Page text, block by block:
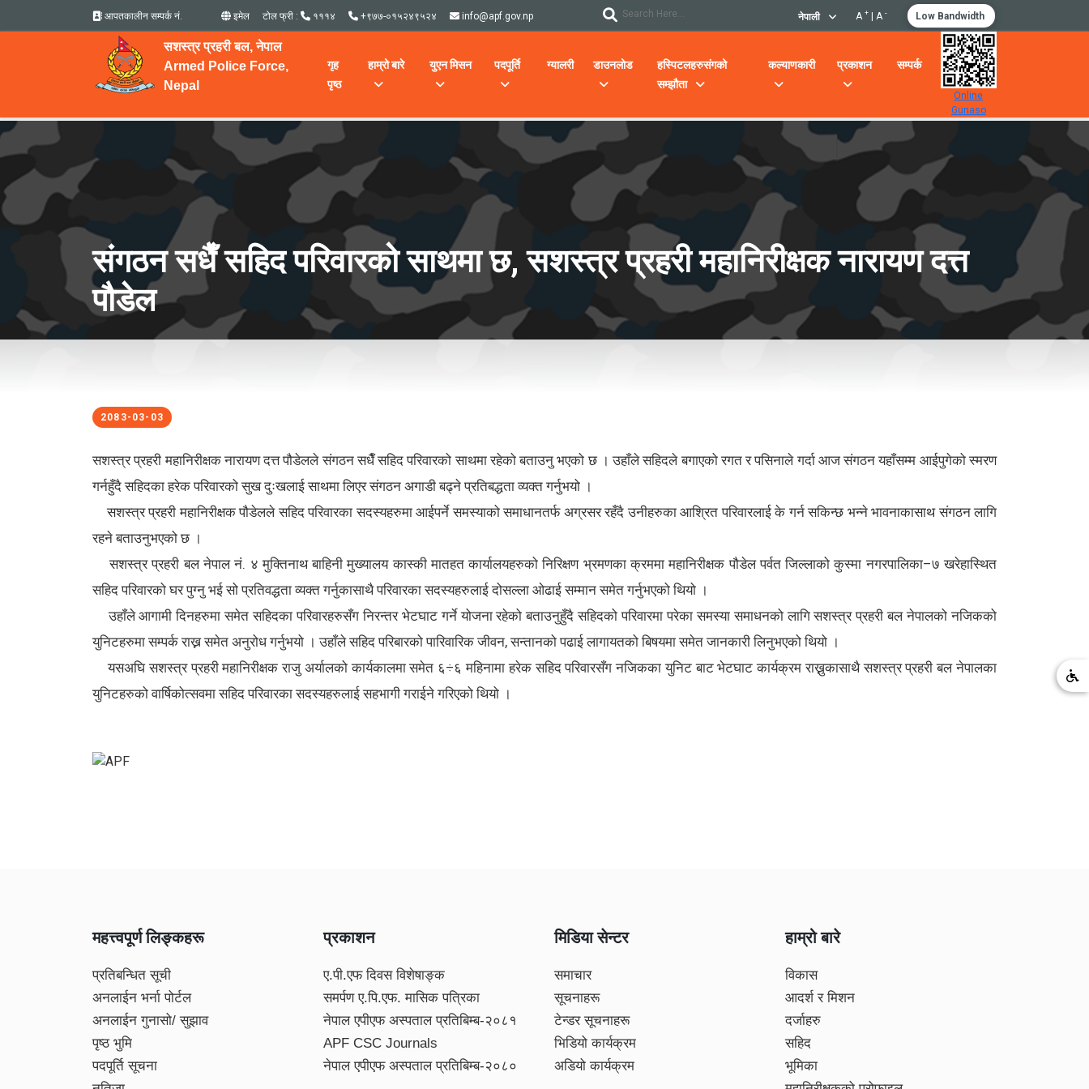
आपतकालीन सम्पर्क नं. इमेल टोल फ्री : १११४ +९७७-०१५२४९५२४ info@apf.gov.np नेपाली A + | A - Low Bandwidth
सशस्त्र प्रहरी बल, नेपाल
Armed Police Force,
Nepal
गृह
पृष्ठ
हाम्रो बारे युएन मिसन पदपूर्ति ग्यालरी डाउनलोड
हस्पिटलहरुसंगको
सम्झौता
कल्याणकारी प्रकाशन सम्पर्क
Online
Gunaso
संगठन सधैँ सहिद परिवारको साथमा छ, सशस्त्र प्रहरी महानिरीक्षक नारायण दत्त
पौडेल
2083-03-03
सशस्त्र प्रहरी महानिरीक्षक नारायण दत्त पौडेलले संगठन सधैँ सहिद परिवारको साथमा रहेको बताउनु भएको छ । उहाँले सहिदले बगाएको रगत र पसिनाले गर्दा आज संगठन यहाँसम्म आईपुगेको स्मरण
गर्नहुँदै सहिदका हरेक परिवारको सुख दुःखलाई साथमा लिएर संगठन अगाडी बढ्ने प्रतिबद्धता व्यक्त गर्नुभयो ।
सशस्त्र प्रहरी महानिरीक्षक पौडेलले सहिद परिवारका सदस्यहरुमा आईपर्ने समस्याको समाधानतर्फ अग्रसर रहँदै उनीहरुका आश्रित परिवारलाई के गर्न सकिन्छ भन्ने भावनाकासाथ संगठन लागि
रहने बताउनुभएको छ ।
सशस्त्र प्रहरी बल नेपाल नं. ४ मुक्तिनाथ बाहिनी मुख्यालय कास्की मातहत कार्यालयहरुको निरिक्षण भ्रमणका क्रममा महानिरीक्षक पौडेल पर्वत जिल्लाको कुस्मा नगरपालिका–७ खरेहास्थित
सहिद परिवारको घर पुग्नु भई सो प्रतिवद्धता व्यक्त गर्नुकासाथै परिवारका सदस्यहरुलाई दोसल्ला ओढाई सम्मान समेत गर्नुभएको थियो ।
उहाँले आगामी दिनहरुमा समेत सहिदका परिवारहरुसँग निरन्तर भेटघाट गर्ने योजना रहेको बताउनुहुँदै सहिदको परिवारमा परेका समस्या समाधनको लागि सशस्त्र प्रहरी बल नेपालको नजिकको
युनिटहरुमा सम्पर्क राख्न समेत अनुरोध गर्नुभयो । उहाँले सहिद परिबारको पारिवारिक जीवन, सन्तानको पढाई लागायतको बिषयमा समेत जानकारी लिनुभएको थियो ।
यसअघि सशस्त्र प्रहरी महानिरीक्षक राजु अर्यालको कार्यकालमा समेत ६÷६ महिनामा हरेक सहिद परिवारसँग नजिकका युनिट बाट भेटघाट कार्यक्रम राख्नुकासाथै सशस्त्र प्रहरी बल नेपालका
युनिटहरुको वार्षिकोत्सवमा सहिद परिवारका सदस्यहरुलाई सहभागी गराईने गरिएको थियो ।
महत्त्वपूर्ण लिङ्कहरू
प्रतिबन्धित सूची
अनलाईन भर्ना पोर्टल
अनलाईन गुनासो/ सुझाव
पृष्ठ भुमि
पदपूर्ति सूचना
प्रकाशन
ए.पी.एफ दिवस विशेषाङ्क
समर्पण ए.पि.एफ. मासिक पत्रिका
नेपाल एपीएफ अस्पताल प्रतिबिम्ब-२०८१
APF CSC Journals
नेपाल एपीएफ अस्पताल प्रतिबिम्ब-२०८०
मिडिया सेन्टर
समाचार
सूचनाहरू
टेन्डर सूचनाहरू
भिडियो कार्यक्रम
अडियो कार्यक्रम
हाम्रो बारे
विकास
आदर्श र मिशन
दर्जाहरु
सहिद
भूमिका